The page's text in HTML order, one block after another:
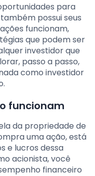
para
possui seus
funcionam,
que podem ser
investidor que
passo a passo,
como investidor
funcionam
da propriedade de
uma ação, está
e lucros dessa
acionista, você
financeiro